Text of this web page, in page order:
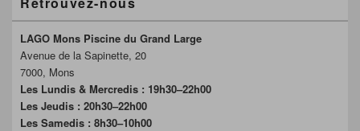
LAGO Mons Piscine du Grand Large
Avenue de la Sapinette, 20
7000, Mons
Les Lundis & Mercredis : 19h30–22h00
Les Jeudis : 20h30–22h00
Les Samedis : 8h30–10h00